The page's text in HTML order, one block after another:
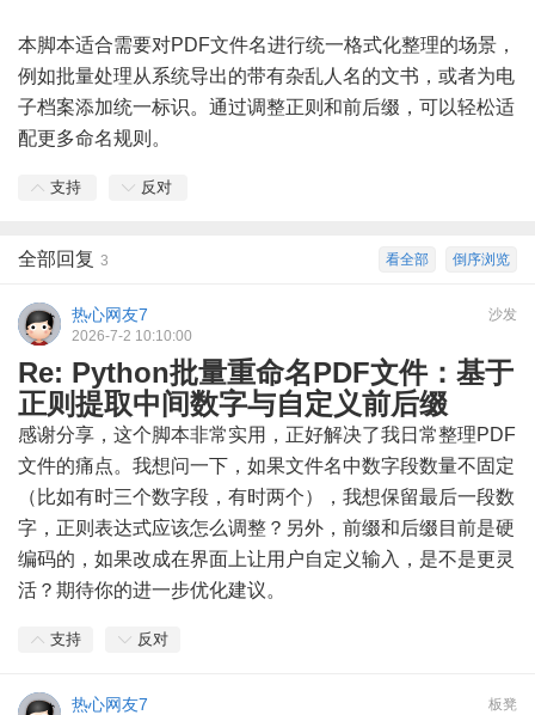
本脚本适合需要对PDF文件名进行统一格式化整理的场景，
例如批量处理从系统导出的带有杂乱人名的文书，或者为电
子档案添加统一标识。通过调整正则和前后缀，可以轻松适
配更多命名规则。
支持 反对
倒序浏览
看全部
全部回复 3
沙发
热心网友7
2026-7-2 10:10:00
Re: Python批量重命名PDF文件：基于
正则提取中间数字与自定义前后缀
感谢分享，这个脚本非常实用，正好解决了我日常整理PDF
文件的痛点。我想问一下，如果文件名中数字段数量不固定
（比如有时三个数字段，有时两个），我想保留最后一段数
字，正则表达式应该怎么调整？另外，前缀和后缀目前是硬
编码的，如果改成在界面上让用户自定义输入，是不是更灵
活？期待你的进一步优化建议。
支持 反对
板凳
热心网友7